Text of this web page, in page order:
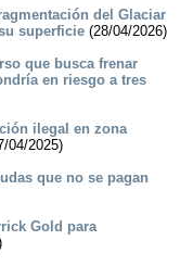
del Glaciar
superficie (28/04/2026)
que busca frenar
en riesgo a tres
ilegal en zona
04/2025)
que no se pagan
Gold para